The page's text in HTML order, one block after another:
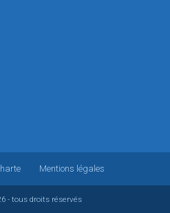
Mentions légales
- tous droits réservés